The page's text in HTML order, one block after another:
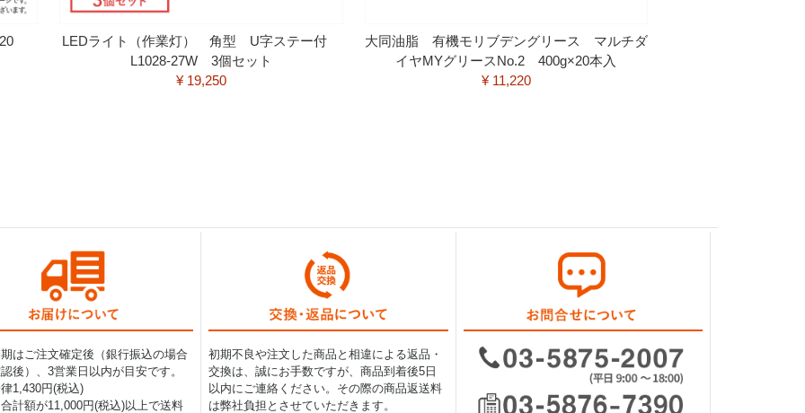
LEDライト（作業灯） 角型 U字ステー付
L1028-27W 3個セット
¥ 19,250
大同油脂 有機モリブデングリース マルチダ
イヤMYグリースNo.2 400g×20本入
¥ 11,220
はご注文確定後（銀行振込の場合
後）、3営業日以内が目安です。
1,430円(税込)
計額が11,000円(税込)以上で送料
初期不良や注文した商品と相違による返品・
交換は、誠にお手数ですが、商品到着後5日
以内にご連絡ください。その際の商品返送料
は弊社負担とさせていただきます。